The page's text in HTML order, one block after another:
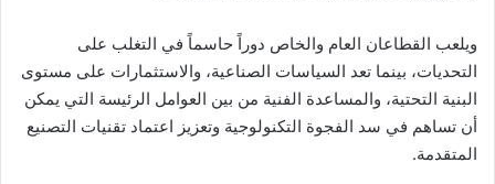
ويلعب القطاعان العام والخاص دوراً حاسماً في التغلب على
التحديات، بينما تعد السياسات الصناعية، والاستثمارات على مستوى
البنية التحتية، والمساعدة الفنية من بين العوامل الرئيسة التي يمكن
أن تساهم في سد الفجوة التكنولوجية وتعزيز اعتماد تقنيات التصنيع
المتقدمة.